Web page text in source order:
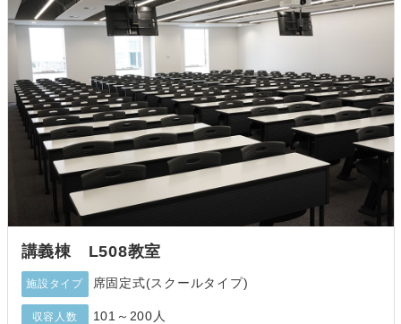
講義棟 L508教室
施設タイプ 席固定式(スクールタイプ)
収容人数 101～200人